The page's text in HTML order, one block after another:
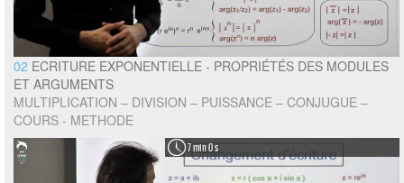
02 ECRITURE EXPONENTIELLE - PROPRIÉTÉS DES MODULES
ET ARGUMENTS
MULTIPLICATION – DIVISION – PUISSANCE – CONJUGUE –
COURS - METHODE
7 min 0 s